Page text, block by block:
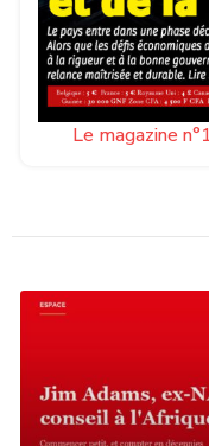
Le magazine